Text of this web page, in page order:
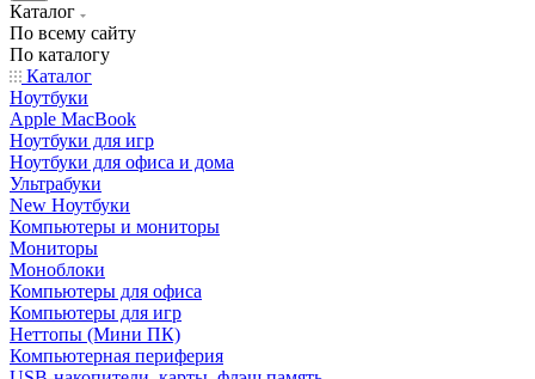
Каталог
По всему сайту
По каталогу
Каталог
Ноутбуки
Apple MacBook
Ноутбуки для игр
Ноутбуки для офиса и дома
Ультрабуки
New Ноутбуки
Компьютеры и мониторы
Мониторы
Моноблоки
Компьютеры для офиса
Компьютеры для игр
Неттопы (Мини ПК)
Компьютерная периферия